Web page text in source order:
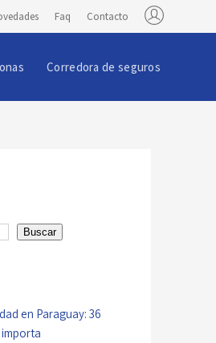
Faq Contacto
Corredora de seguros
Buscar
en Paraguay: 36